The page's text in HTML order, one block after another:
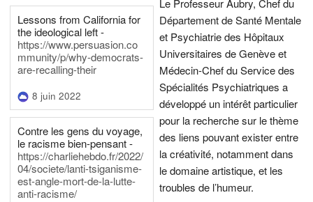
Lessons from California for
the ideological left -
https://www.persuasion.co
mmunity/p/why-democrats-
are-recalling-their
8 juin 2022
Contre les gens du voyage,
le racisme bien-pensant -
https://charliehebdo.fr/2022/
04/societe/lanti-tsiganisme-
est-angle-mort-de-la-lutte-
anti-racisme/
Le Professeur Aubry, Chef du
Département de Santé Mentale
et Psychiatrie des Hôpitaux
Universitaires de Genève et
Médecin-Chef du Service des
Spécialités Psychiatriques a
développé un intérêt particulier
pour la recherche sur le thème
des liens pouvant exister entre
la créativité, notamment dans
le domaine artistique, et les
troubles de l’humeur.